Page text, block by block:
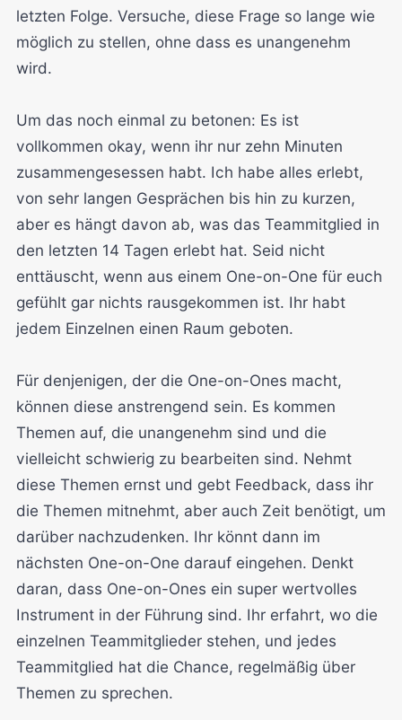
letzten Folge. Versuche, diese Frage so lange wie
möglich zu stellen, ohne dass es unangenehm
wird.
Um das noch einmal zu betonen: Es ist
vollkommen okay, wenn ihr nur zehn Minuten
zusammengesessen habt. Ich habe alles erlebt,
von sehr langen Gesprächen bis hin zu kurzen,
aber es hängt davon ab, was das Teammitglied in
den letzten 14 Tagen erlebt hat. Seid nicht
enttäuscht, wenn aus einem One-on-One für euch
gefühlt gar nichts rausgekommen ist. Ihr habt
jedem Einzelnen einen Raum geboten.
Für denjenigen, der die One-on-Ones macht,
können diese anstrengend sein. Es kommen
Themen auf, die unangenehm sind und die
vielleicht schwierig zu bearbeiten sind. Nehmt
diese Themen ernst und gebt Feedback, dass ihr
die Themen mitnehmt, aber auch Zeit benötigt, um
darüber nachzudenken. Ihr könnt dann im
nächsten One-on-One darauf eingehen. Denkt
daran, dass One-on-Ones ein super wertvolles
Instrument in der Führung sind. Ihr erfahrt, wo die
einzelnen Teammitglieder stehen, und jedes
Teammitglied hat die Chance, regelmäßig über
Themen zu sprechen.